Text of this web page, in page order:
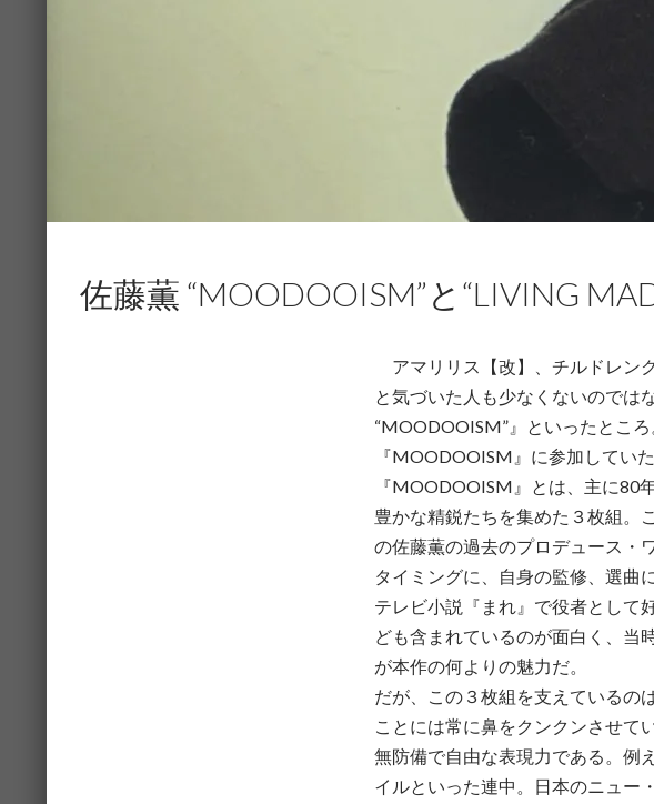
佐藤薫 “MOODOOISM”と“LIVING
アマリリス【改】、チルドレン
と気づいた人も少なくないのでは
“MOODOOISM”』といったとこ
『MOODOOISM』に参加してい
『MOODOOISM』とは、主に80
豊かな精鋭たちを集めた３枚組。
の佐藤薫の過去のプロデュース・
タイミングに、自身の監修、選曲
テレビ小説『まれ』で役者として
ども含まれているのが面白く、当
が本作の何よりの魅力だ。
だが、この３枚組を支えているの
ことには常に鼻をクンクンさせて
無防備で自由な表現力である。例
イルといった連中。日本のニュー